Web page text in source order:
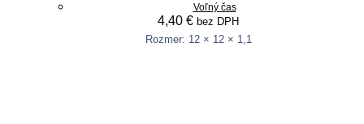
Voľný čas
4,40 € bez DPH
Rozmer: 12 × 12 × 1,1